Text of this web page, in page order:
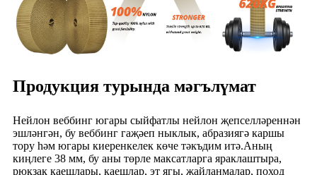
Продукция турында мәгълүмат
Нейлон веббинг югары сыйфатлы нейлон җепселләреннән
эшләнгән, бу веббинг гаҗәеп ныклык, абразиягә каршы
тору һәм югары киеренкелек көче тәкъдим итә.Аның
киңлеге 38 мм, бу аны төрле максатларга яраклаштыра,
рюкзак каешлары, каешлар, эт ягы, җайланмалар, поход